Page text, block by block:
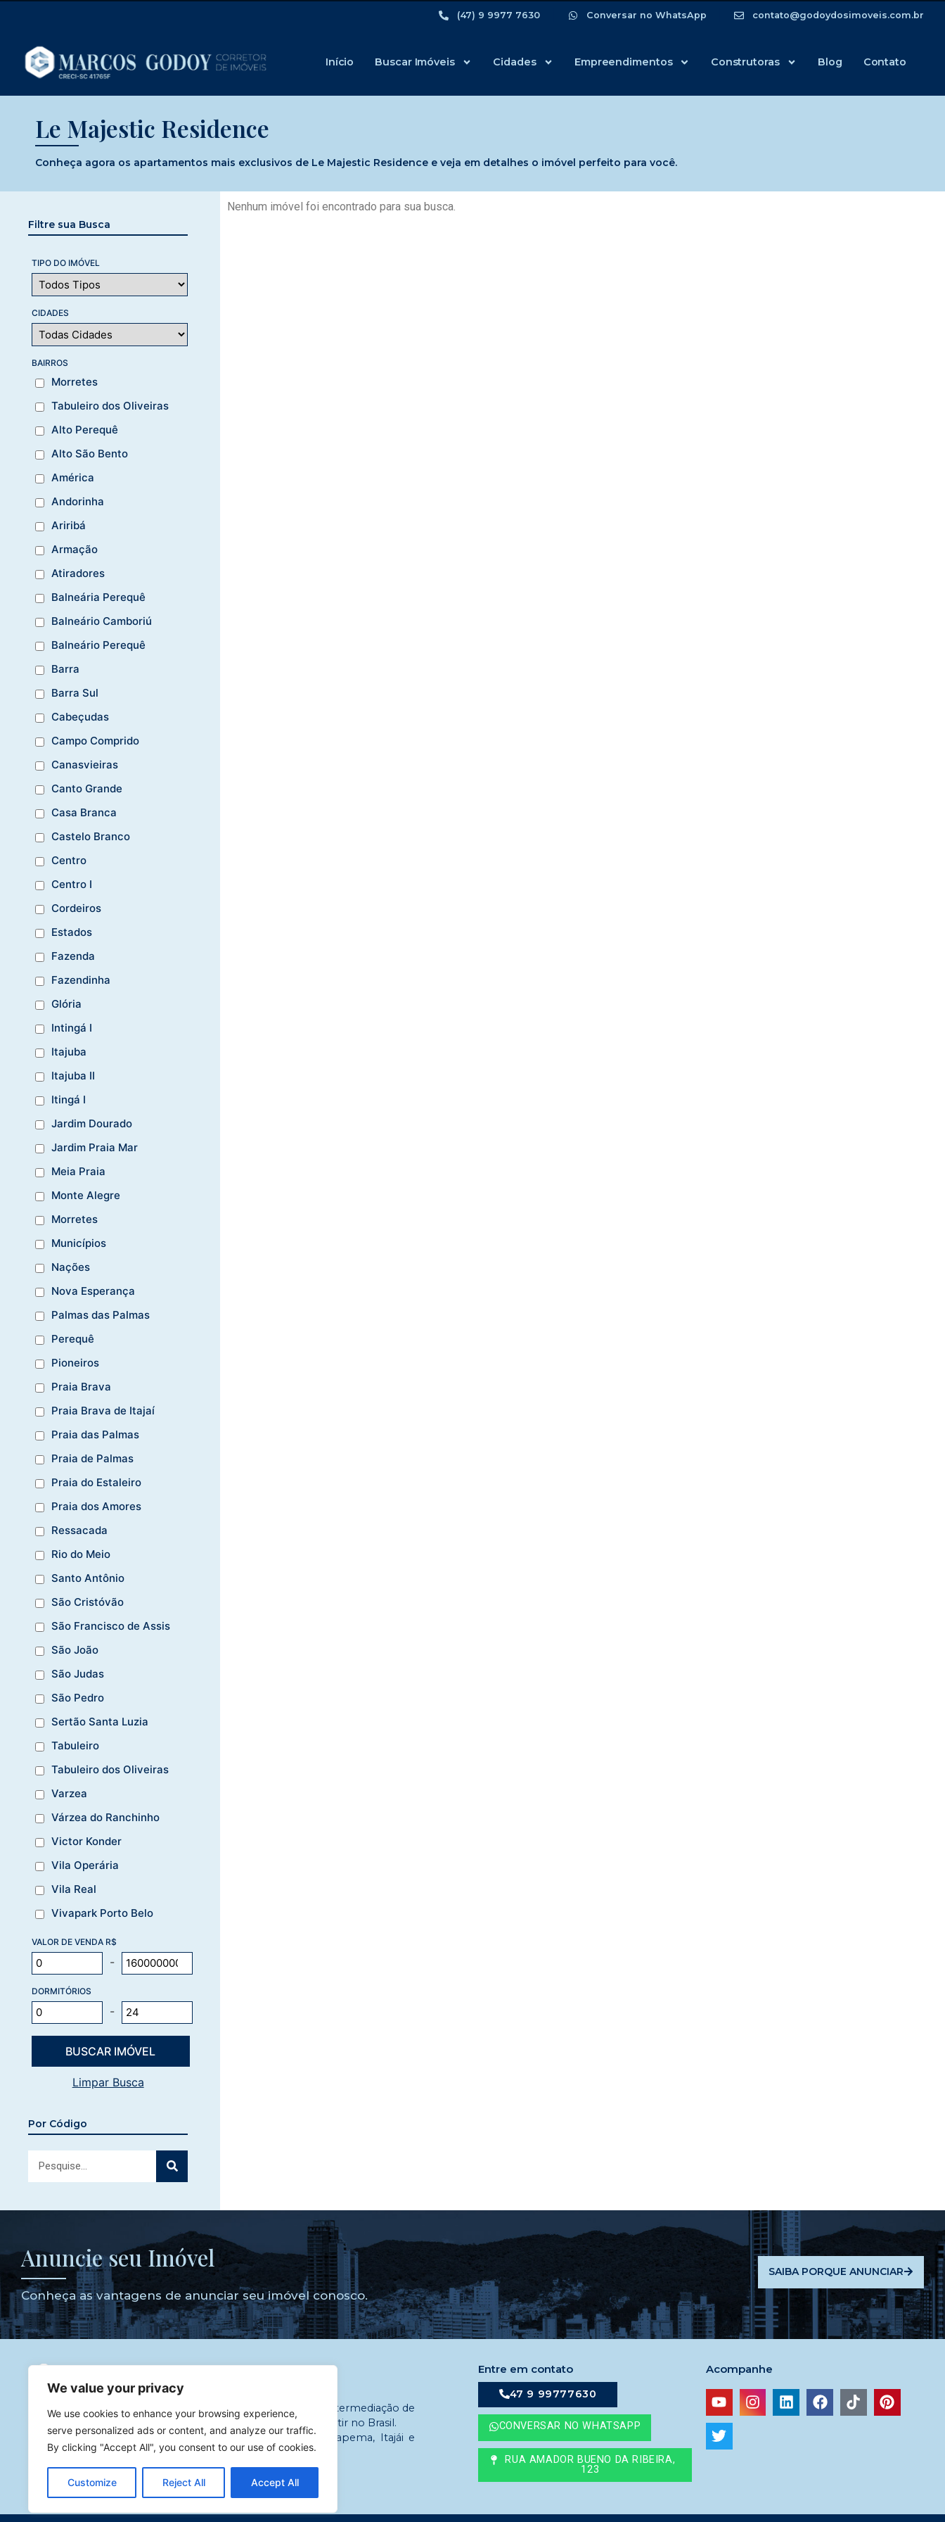
We value your privacy
We use cookies to enhance your browsing experience,
serve personalized ads or content, and analyze our traffic.
By clicking "Accept All", you consent to our use of cookies.
Customize Reject All Accept All
(47) 9 9977 7630 Conversar no WhatsApp contato@godoydosimoveis.com.br
Início Buscar Imóveis Cidades Empreendimentos Construtoras Blog Contato
Le Majestic Residence
Conheça agora os apartamentos mais exclusivos de Le Majestic Residence e veja em detalhes o imóvel perfeito para você.
Filtre sua Busca
TIPO DO IMÓVEL
CIDADES
BAIRROS
Morretes
Tabuleiro dos Oliveiras
Alto Perequê
Alto São Bento
América
Andorinha
Ariribá
Armação
Atiradores
Balneária Perequê
Balneário Camboriú
Balneário Perequê
Barra
Barra Sul
Cabeçudas
Campo Comprido
Canasvieiras
Canto Grande
Casa Branca
Castelo Branco
Centro
Centro I
Cordeiros
Estados
Fazenda
Fazendinha
Glória
Intingá I
Itajuba
Itajuba II
Itingá I
Jardim Dourado
Jardim Praia Mar
Meia Praia
Monte Alegre
Morretes
Municípios
Nações
Nova Esperança
Palmas das Palmas
Perequê
Pioneiros
Praia Brava
Praia Brava de Itajaí
Praia das Palmas
Praia de Palmas
Praia do Estaleiro
Praia dos Amores
Ressacada
Rio do Meio
Santo Antônio
São Cristóvão
São Francisco de Assis
São João
São Judas
São Pedro
Sertão Santa Luzia
Tabuleiro
Tabuleiro dos Oliveiras
Varzea
Várzea do Ranchinho
Victor Konder
Vila Operária
Vila Real
Vivapark Porto Belo
VALOR DE VENDA R$
-
DORMITÓRIOS
-
Limpar Busca
Por Código
Nenhum imóvel foi encontrado para sua busca.
Anuncie seu Imóvel
Conheça as vantagens de anunciar seu imóvel conosco.
SAIBA PORQUE ANUNCIAR
Godoy dos Imóveis
Corretor de Imóveis especialista em intermediação de
imóveis de luxo com atuação na melhor cidade para se investir no Brasil.
Atendendo diversas cidades como Balneário Camboriú, Itapema, Itajái e
Praia Brava.
CNPJ: 46.731.682/0001-03
Entre em contato
47 9 99777630
CONVERSAR NO WHATSAPP
RUA AMADOR BUENO DA RIBEIRA,
123
Acompanhe